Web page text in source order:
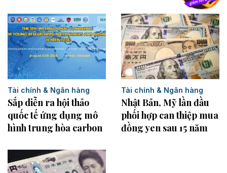
Tài chính & Ngân hàng
Sắp diễn ra hội thảo
quốc tế ứng dụng mô
hình trung hòa carbon
Tài chính & Ngân hàng
Nhật Bản, Mỹ lần đầu
phối hợp can thiệp mua
đồng yen sau 15 năm